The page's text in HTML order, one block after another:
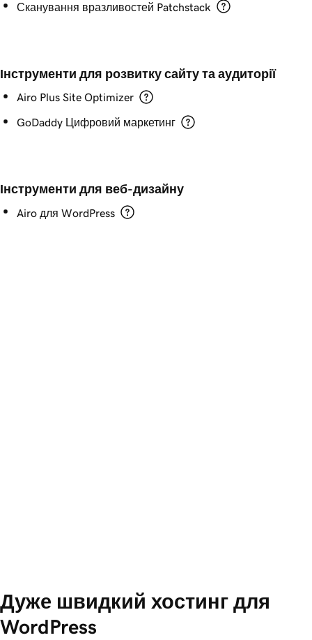
Сканування вразливостей Patchstack
Інструменти для розвитку сайту та аудиторії
Airo Plus Site Optimizer
GoDaddy Цифровий маркетинг
Інструменти для веб-дизайну
Airo для WordPress
Дуже швидкий хостинг для
WordPress